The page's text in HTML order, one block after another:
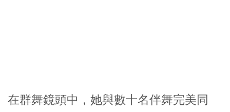
在群舞鏡頭中，她與數十名伴舞完美同